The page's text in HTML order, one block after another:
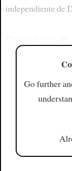
independiente de
Go further